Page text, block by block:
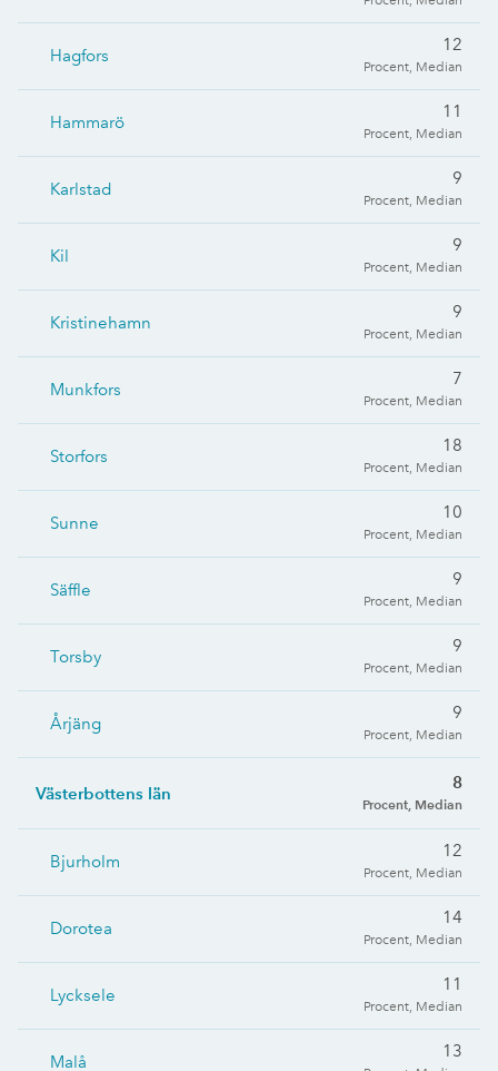
Hagfors
12
Procent, Median
Hammarö
11
Procent, Median
Karlstad
9
Procent, Median
Kil
9
Procent, Median
Kristinehamn
9
Procent, Median
Munkfors
7
Procent, Median
Storfors
18
Procent, Median
Sunne
10
Procent, Median
Säffle
9
Procent, Median
Torsby
9
Procent, Median
Årjäng
9
Procent, Median
Västerbottens län
8
Procent, Median
Bjurholm
12
Procent, Median
Dorotea
14
Procent, Median
Lycksele
11
Procent, Median
Malå
13